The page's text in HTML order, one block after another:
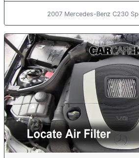
2007 Mercedes-Benz C230